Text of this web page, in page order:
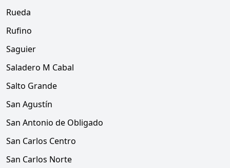
Rueda
Rufino
Saguier
Saladero M Cabal
Salto Grande
San Agustín
San Antonio de Obligado
San Carlos Centro
San Carlos Norte